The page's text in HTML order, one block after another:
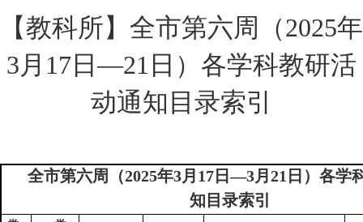
【教科所】全市第六周（2025年
3月17日—21日）各学科教研活
动通知 目录索引
全市第六周（2025年3月17日—3月21日）各学
知目录索引